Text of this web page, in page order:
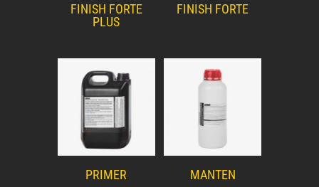
FINISH FORTE
PLUS
FINISH FORTE
PRIMER MANTEN